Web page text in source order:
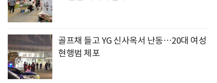
골프채 들고 YG 신사옥서 난동…20대 여성
현행범 체포